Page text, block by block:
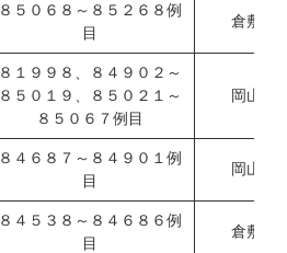
８５０６８～８５２６８例
目
倉敷市
８１９９８、８４９０２～
８５０１９、８５０２１～
８５０６７例目
岡山県
８４６８７～８４９０１例
目
岡山市
８４５３８～８４６８６例
目
倉敷市